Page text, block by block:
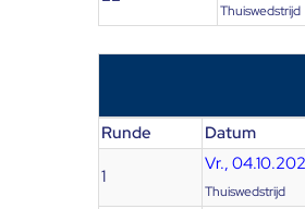
Thuiswedstrijd
Runde Datum
1
Vr.,
Thuiswedstrijd